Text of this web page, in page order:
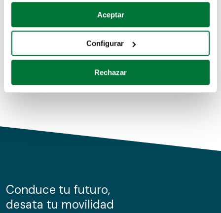
Si lo permite, también quisiéramos:
Recopilar información sobre su ubicación geográfica
Identificar su dispositivo analizándolo activamente
para buscar características específicas (huellas
Obtenga más información sobre cómo se procesan sus
de cookies.
información sobre el uso que haga del sitio web con
nuestros partners de redes sociales, publicidad y análisis
Aceptar
Configurar
Rechazar
Coches de segunda mano
Coches de km0
Conduce tu futuro,
desata tu movilidad